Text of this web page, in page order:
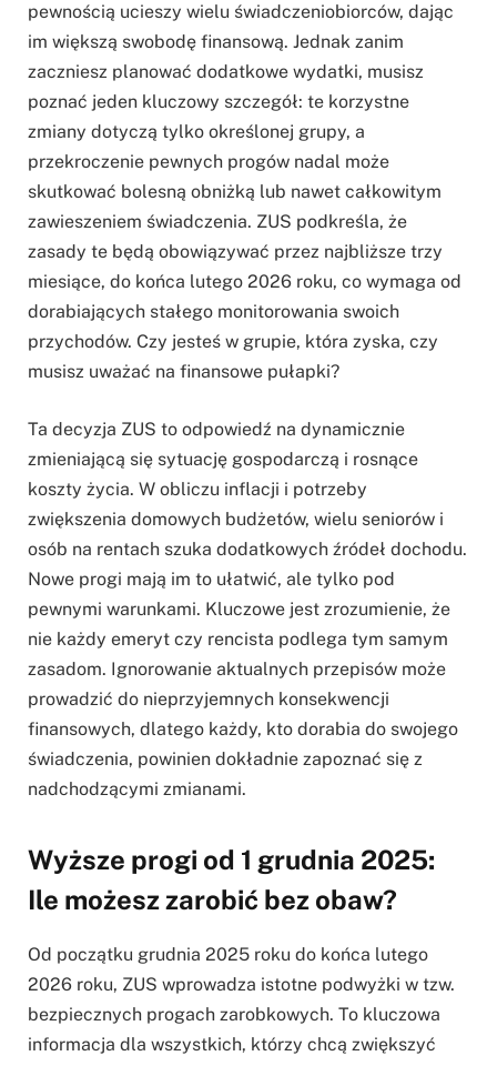
pewnością ucieszy wielu świadczeniobiorców, dając
im większą swobodę finansową. Jednak zanim
zaczniesz planować dodatkowe wydatki, musisz
poznać jeden kluczowy szczegół: te korzystne
zmiany dotyczą tylko określonej grupy, a
przekroczenie pewnych progów nadal może
skutkować bolesną obniżką lub nawet całkowitym
zawieszeniem świadczenia. ZUS podkreśla, że
zasady te będą obowiązywać przez najbliższe trzy
miesiące, do końca lutego 2026 roku, co wymaga od
dorabiających stałego monitorowania swoich
przychodów. Czy jesteś w grupie, która zyska, czy
musisz uważać na finansowe pułapki?
Ta decyzja ZUS to odpowiedź na dynamicznie
zmieniającą się sytuację gospodarczą i rosnące
koszty życia. W obliczu inflacji i potrzeby
zwiększenia domowych budżetów, wielu seniorów i
osób na rentach szuka dodatkowych źródeł dochodu.
Nowe progi mają im to ułatwić, ale tylko pod
pewnymi warunkami. Kluczowe jest zrozumienie, że
nie każdy emeryt czy rencista podlega tym samym
zasadom. Ignorowanie aktualnych przepisów może
prowadzić do nieprzyjemnych konsekwencji
finansowych, dlatego każdy, kto dorabia do swojego
świadczenia, powinien dokładnie zapoznać się z
nadchodzącymi zmianami.
Wyższe progi od 1 grudnia 2025:
Ile możesz zarobić bez obaw?
Od początku grudnia 2025 roku do końca lutego
2026 roku, ZUS wprowadza istotne podwyżki w tzw.
bezpiecznych progach zarobkowych. To kluczowa
informacja dla wszystkich, którzy chcą zwiększyć